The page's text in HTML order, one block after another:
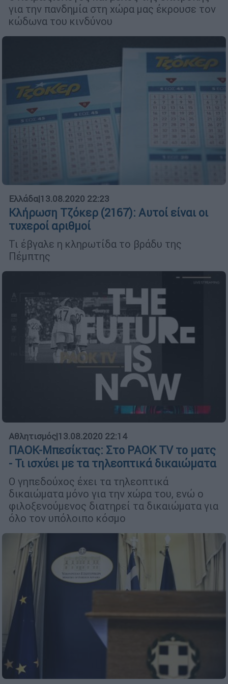
για την πανδημία στη χώρα μας έκρουσε τον
κώδωνα του κινδύνου
Ελλάδα|13.08.2020 22:23
Κλήρωση Τζόκερ (2167): Αυτοί είναι οι
τυχεροί αριθμοί
Τι έβγαλε η κληρωτίδα το βράδυ της
Πέμπτης
Αθλητισμός|13.08.2020 22:14
ΠΑΟΚ-Μπεσίκτας: Στο PAOK TV το ματς
- Τι ισχύει με τα τηλεοπτικά δικαιώματα
Ο γηπεδούχος έχει τα τηλεοπτικά
δικαιώματα μόνο για την χώρα του, ενώ ο
φιλοξενούμενος διατηρεί τα δικαιώματα για
όλο τον υπόλοιπο κόσμο